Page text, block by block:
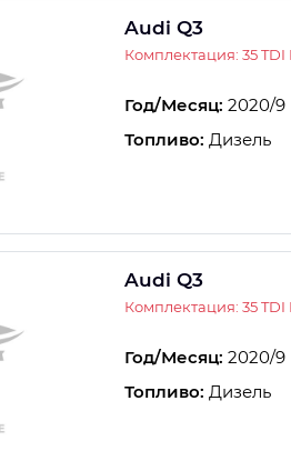
Audi Q3
Комплектация: 35
Год/Месяц: 2020/9
Топливо: Дизель
Audi Q3
Комплектация: 35
Год/Месяц: 2020/9
Топливо: Дизель